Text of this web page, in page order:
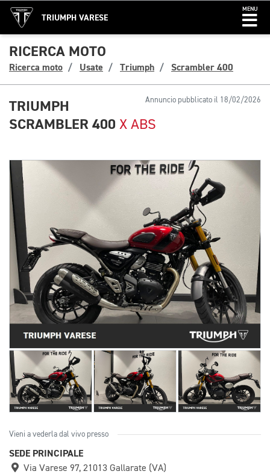
TRIUMPH VARESE
MENU
RICERCA MOTO
Ricerca moto Usate Triumph Scrambler 400
Annuncio pubblicato il 18/02/2026
TRIUMPH
SCRAMBLER 400 X ABS
Vieni a vederla dal vivo presso
SEDE PRINCIPALE
Via Varese 97, 21013 Gallarate (VA)